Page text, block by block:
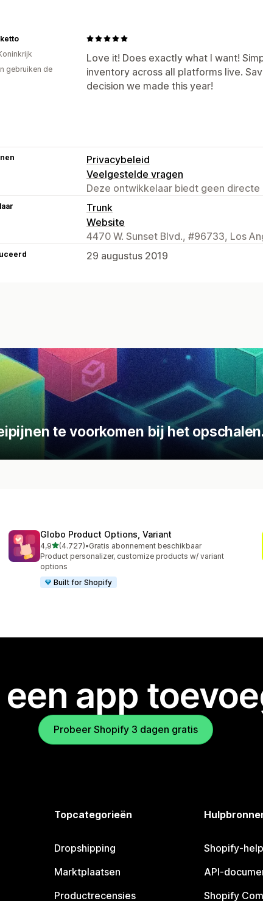
Love it! Does exactly what I want!
inventory across all platforms live.
decision we made this year!
gebruiken de
Privacybeleid
Veelgestelde vragen
Deze ontwikkelaar biedt geen
Trunk
Website
4470 W. Sunset Blvd., #96733, Los
29 augustus 2019
te voorkomen bij het
Globo Product Options, Variant
4,9van 5 sterren
(4.727)
4727 recensies in totaal
•Gratis abonnement beschikbaar
Product personalizer, customize products w/ variant
options
Built for Shopify
app
Probeer Shopify 3 dagen gratis
Topcategorieën
Dropshipping
Marktplaatsen
Productrecensies
Shopify-
API-
Shopify